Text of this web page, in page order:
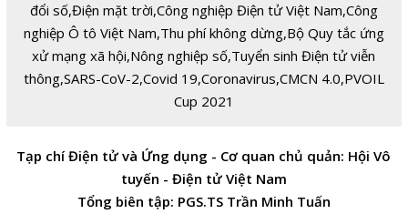
đổi số,Điện mặt trời,Công nghiệp Điện tử Việt Nam,Công
nghiệp Ô tô Việt Nam,Thu phí không dừng,Bộ Quy tắc ứng
xử mạng xã hội,Nông nghiệp số,Tuyển sinh Điện tử viễn
thông,SARS-CoV-2,Covid 19,Coronavirus,CMCN 4.0,PVOIL
Cup 2021
Tạp chí Điện tử và Ứng dụng - Cơ quan chủ quản: Hội Vô
tuyến - Điện tử Việt Nam
Tổng biên tập: PGS.TS Trần Minh Tuấn